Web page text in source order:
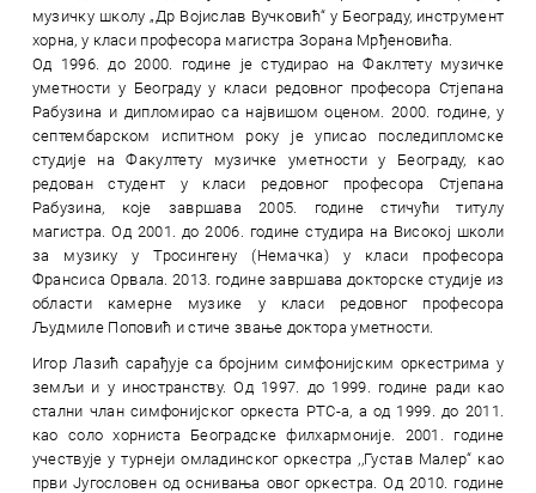
музичку школу „Др Војислав Вучковић“ у Београду, инструмент
хорна, у класи професора магистра Зорана Мрђеновића.
Од 1996. до 2000. године је студирао на Факлтету музичке
уметности у Београду у класи редовног професора Стјепана
Рабузина и дипломирао са највишом оценом. 2000. године, у
септембарском испитном року је уписао последипломске
студије на Факултету музичке уметности у Београду, као
редован студент у класи редовног професора Стјепана
Рабузина, које завршава 2005. године стичући титулу
магистра. Од 2001. до 2006. године студира на Високој школи
за музику у Тросингену (Немачка) у класи професора
Франсиса Орвала. 2013. године завршава докторске студије из
области камерне музике у класи редовног професора
Људмиле Поповић и стиче звање доктора уметности.
Игор Лазић сарађује са бројним симфонијским оркестрима у
земљи и у иностранству. Од 1997. до 1999. године ради као
стални члан симфонијског оркеста РТС-а, а од 1999. до 2011.
као соло хорниста Београдске филхармоније. 2001. године
учествује у турнеји омладинског оркестра ,,Густав Малер“ као
први Југословен од оснивања овог оркестра. Од 2010. године